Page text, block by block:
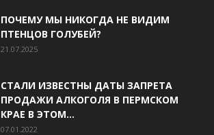
ПОЧЕМУ МЫ НИКОГДА НЕ ВИДИМ
ПТЕНЦОВ ГОЛУБЕЙ?
21.07.2025
СТАЛИ ИЗВЕСТНЫ ДАТЫ ЗАПРЕТА
ПРОДАЖИ АЛКОГОЛЯ В ПЕРМСКОМ
КРАЕ В ЭТОМ...
07.01.2022